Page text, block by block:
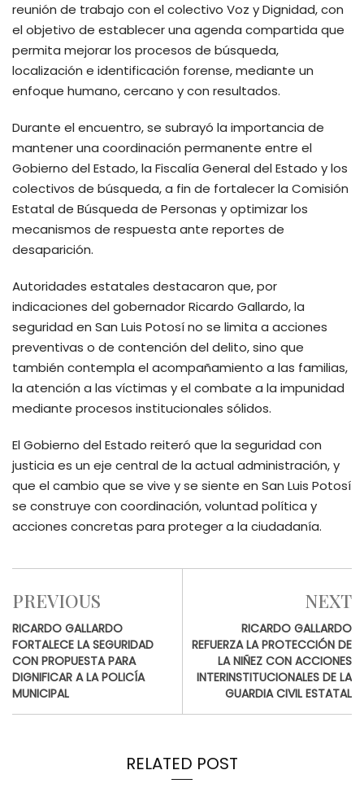
reunión de trabajo con el colectivo Voz y Dignidad, con
el objetivo de establecer una agenda compartida que
permita mejorar los procesos de búsqueda,
localización e identificación forense, mediante un
enfoque humano, cercano y con resultados.
Durante el encuentro, se subrayó la importancia de
mantener una coordinación permanente entre el
Gobierno del Estado, la Fiscalía General del Estado y los
colectivos de búsqueda, a fin de fortalecer la Comisión
Estatal de Búsqueda de Personas y optimizar los
mecanismos de respuesta ante reportes de
desaparición.
Autoridades estatales destacaron que, por
indicaciones del gobernador Ricardo Gallardo, la
seguridad en San Luis Potosí no se limita a acciones
preventivas o de contención del delito, sino que
también contempla el acompañamiento a las familias,
la atención a las víctimas y el combate a la impunidad
mediante procesos institucionales sólidos.
El Gobierno del Estado reiteró que la seguridad con
justicia es un eje central de la actual administración, y
que el cambio que se vive y se siente en San Luis Potosí
se construye con coordinación, voluntad política y
acciones concretas para proteger a la ciudadanía.
PREVIOUS
RICARDO GALLARDO
FORTALECE LA SEGURIDAD
CON PROPUESTA PARA
DIGNIFICAR A LA POLICÍA
MUNICIPAL
NEXT
RICARDO GALLARDO
REFUERZA LA PROTECCIÓN DE
LA NIÑEZ CON ACCIONES
INTERINSTITUCIONALES DE LA
GUARDIA CIVIL ESTATAL
RELATED POST